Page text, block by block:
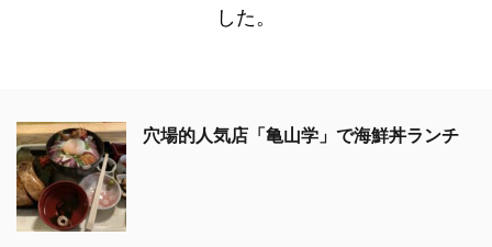
した。
穴場的人気店「亀山学」で海鮮丼ランチ